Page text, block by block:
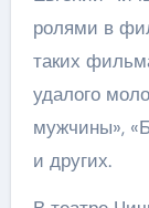
ролями в
таких
удалого
мужчины»,
и других.